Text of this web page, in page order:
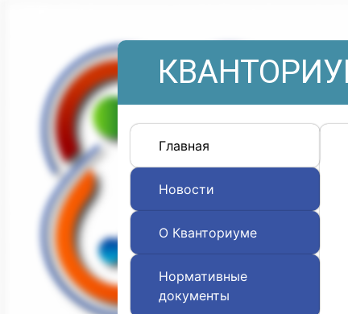
Главная
Новости
О Кванториуме
Нормативные
документы